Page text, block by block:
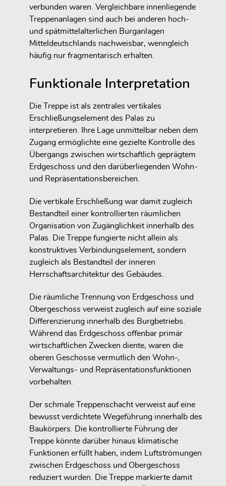
verbunden waren. Vergleichbare innenliegende
Treppenanlagen sind auch bei anderen hoch-
und spätmittelalterlichen Burganlagen
Mitteldeutschlands nachweisbar, wenngleich
häufig nur fragmentarisch erhalten.
Funktionale Interpretation
Die Treppe ist als zentrales vertikales
Erschließungselement des Palas zu
interpretieren. Ihre Lage unmittelbar neben dem
Zugang ermöglichte eine gezielte Kontrolle des
Übergangs zwischen wirtschaftlich geprägtem
Erdgeschoss und den darüberliegenden Wohn-
und Repräsentationsbereichen.
Die vertikale Erschließung war damit zugleich
Bestandteil einer kontrollierten räumlichen
Organisation von Zugänglichkeit innerhalb des
Palas. Die Treppe fungierte nicht allein als
konstruktives Verbindungselement, sondern
zugleich als Bestandteil der inneren
Herrschaftsarchitektur des Gebäudes.
Die räumliche Trennung von Erdgeschoss und
Obergeschoss verweist zugleich auf eine soziale
Differenzierung innerhalb des Burgbetriebs.
Während das Erdgeschoss offenbar primär
wirtschaftlichen Zwecken diente, waren die
oberen Geschosse vermutlich den Wohn-,
Verwaltungs- und Repräsentationsfunktionen
vorbehalten.
Der schmale Treppenschacht verweist auf eine
bewusst verdichtete Wegeführung innerhalb des
Baukörpers. Die kontrollierte Führung der
Treppe könnte darüber hinaus klimatische
Funktionen erfüllt haben, indem Luftströmungen
zwischen Erdgeschoss und Obergeschoss
reduziert wurden. Die Treppe markierte damit